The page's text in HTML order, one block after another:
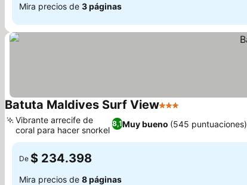
Mira precios de 3 páginas
Batuta Maldives Surf View3 Estrellas
8,1Muy bueno (545 puntuaciones)
Vibrante arrecife de
coral para hacer snorkel
De $ 234.398
Mira precios de 8 páginas